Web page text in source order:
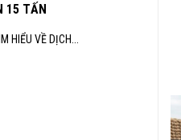
15 TẤN
HIỂU VỀ DỊCH...